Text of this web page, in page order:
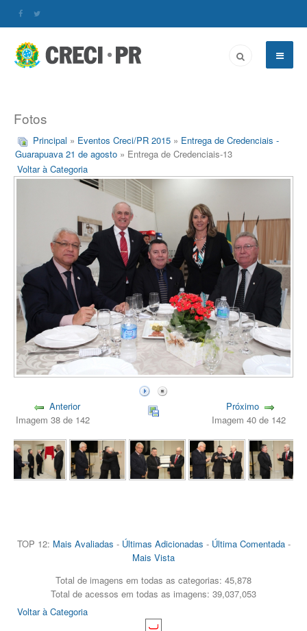
Fotos
Principal » Eventos Creci/PR 2015 » Entrega de Credenciais -
Guarapuava 21 de agosto » Entrega de Credenciais-13
Voltar à Categoria
Anterior
Imagem 38 de 142
Próximo
Imagem 40 de 142
TOP 12: Mais Avaliadas - Últimas Adicionadas - Última Comentada-
Mais Vista
Total de imagens em todas as categorias: 45,878
Total de acessos em todas as imagens: 39,037,053
Voltar à Categoria